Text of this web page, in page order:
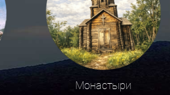
Монастыри